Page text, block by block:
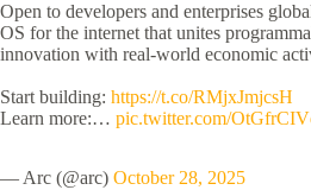
Open to developers and enterprises
OS for the internet that unites
innovation with real-world economic
Start building: https://t.co/RMjxJmjcsH
Learn more:… pic.twitter.com/
— Arc (@arc) October 28, 2025